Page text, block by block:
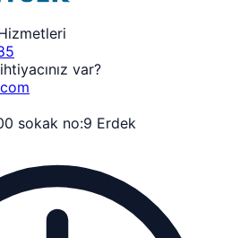
var?
sokak no:9 Erdek